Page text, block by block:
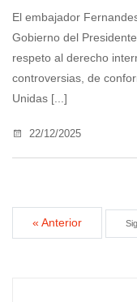
El embajador
Gobierno del
respeto al derecho
controversias, de
Unidas [...]
22/12/2025
« Anterior